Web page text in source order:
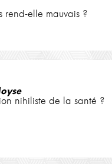
rend-elle mauvais ?
nihiliste de la santé ?